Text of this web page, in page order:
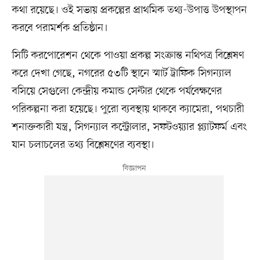
কথা রয়েছে। ওই সভায় প্রকল্পের প্রাথমিক তথ্য-উপাত্ত উপস্থাপন
করবে পরামর্শক প্রতিষ্ঠান।
সিটি করপোরেশন থেকে পাওয়া প্রকল্প সংক্রান্ত নথিপত্র বিশ্লেষণ
করে দেখা গেছে, নগরের ৫৩টি স্থানে স্মার্ট ট্রাফিক সিগন্যাল
বসিয়ে সেগুলো কেন্দ্রীয় কমান্ড সেন্টার থেকে পর্যবেক্ষণের
পরিকল্পনা করা হয়েছে। পুরো ব্যবস্থায় থাকবে ক্যামেরা, পথচারী
শনাক্তকারী যন্ত্র, সিগন্যাল কন্ট্রোলার, সফটওয়্যার প্ল্যাটফর্ম এবং
যান চলাচলের তথ্য বিশ্লেষণের ব্যবস্থা।